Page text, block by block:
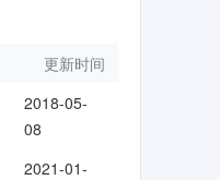
更新时间
2018-05-
08
2021-01-